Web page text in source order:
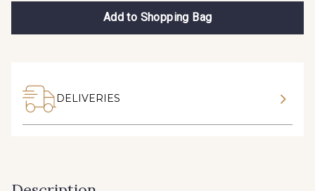
Add to Shopping Bag
DELIVERIES